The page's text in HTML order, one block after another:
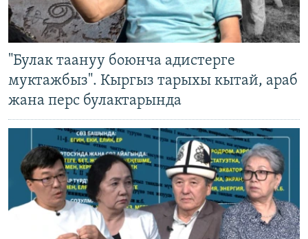
"Булак таануу боюнча адистерге
муктажбыз". Кыргыз тарыхы кытай, араб
жана перс булактарында